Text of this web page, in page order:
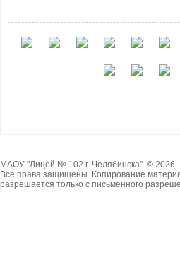
МАОУ "Лицей № 102 г. Челябинска". © 2026.
Все права защищены. Копирование
разрешается только с письменного